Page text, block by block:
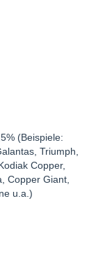
(Beispiele:
Triumph,
Copper,
Copper Giant,
u.a.)